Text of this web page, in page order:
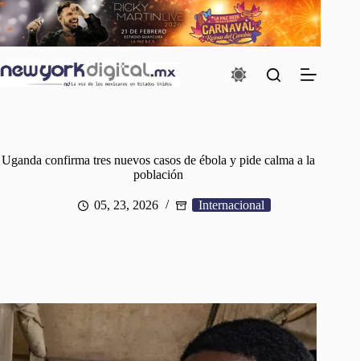
Saltar
al
contenido
Uganda confirma tres nuevos casos de ébola y pide calma a la
población
05, 23, 2026 Internacional